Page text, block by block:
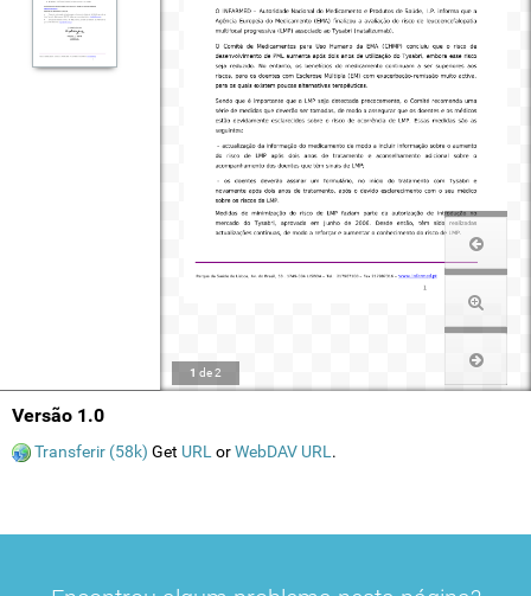
1 de2
Versão 1.0
Transferir (58k) Get URL orWebDAV URL .